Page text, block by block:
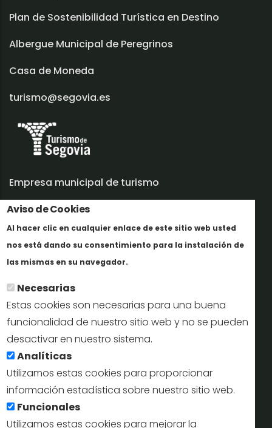
Aviso de Cookies
Al hacer clic en cualquier enlace de este sitio web usted
nos está dando su consentimiento para la instalación de
las mismas en su navegador.
Necesarias
Estas cookies son necesarias para una buena
funcionalidad de nuestro sitio web y no se pueden
desactivar en nuestro sistema.
Analíticas
Utilizamos estas cookies para proporcionar
información estadística sobre nuestro sitio web.
Funcionales
Utilizamos estas cookies para mejorar la
Plan de Sostenibilidad Turística en Destino
Albergue Municipal de Peregrinos
Casa de Moneda
turismo@segovia.es
Empresa municipal de turismo
Trabaja con nosotros
Informes y documentación
Perfil del contratante
Oficinas de Turismo
reservas@turismodesegovia.com
info@turismodesegovia.com
Aviso legal |